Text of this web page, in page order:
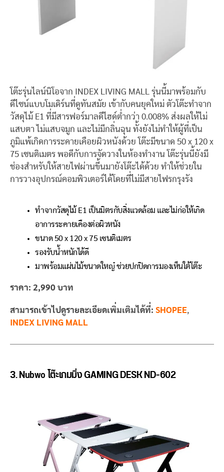
โต๊ะรุ่นไลน์นิโอจาก INDEX LIVING MALL รุ่นนี้มาพร้อมกับ
ดีไซน์แบบโมเดิร์นที่ดูทันสมัย เข้ากับคนยุคใหม่ ตัวโต๊ะทำจาก
วัสดุไม้ E1 ที่มีสารฟอร์มาลดีไฮด์ต่ำกว่า 0.008% ส่งผลให้ไม่
แสบตา ไม่แสบจมูก และไม่มีกลิ่นฉุน ทั้งยังไม่ทำให้ผู้ที่เป็น
ภูมิแพ้เกิดการระคายเคือยผิวหนังด้วย โต๊ะมีขนาด 50 x 120 x
75 เซนติเมตร พอดีกับการจัดวางในห้องทำงาน โต๊ะรุ่นนี้ยังมี
ช่องสำหรับให้สายไฟผ่านขึ้นมายังโต๊ะได้ด้วย ทำให้ช่วยใน
การวางอุปกรณ์คอมพิวเตอร์ได้โดยที่ไม่มีสายไฟรกรุงรัง
ทำจากวัสดุไม้ E1 เป็นมิตรกับสิ่งแวดล้อม และไม่ก่อให้เกิด
อาการระคายเคืองต่อผิวหนัง
ขนาด 50 x 120 x 75 เซนติเมตร
รองรับน้ำหนักได้ดี
มาพร้อมแผ่นไม้ขนาดใหญ๋ ช่วยปกปิดการมองเห็นใต้โต๊ะ
ราคา: 2,990 บาท
สามารถเข้าไปดูรายละเอียดเพิ่มเติมได้ที่: SHOPEE,
INDEX LIVING MALL
3. Nubwo โต๊ะเกมมิ่ง GAMING DESK ND-602